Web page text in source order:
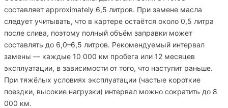
составляет approximately 6,5 литров. При замене масла
следует учитывать, что в картере остаётся около 0,5 литра
после слива, поэтому полный объём заправки может
составлять до 6,0–6,5 литров. Рекомендуемый интервал
замены — каждые 10 000 км пробега или 12 месяцев
эксплуатации, в зависимости от того, что наступит раньше.
При тяжёлых условиях эксплуатации (частые короткие
поездки, высокие нагрузки) интервал можно сократить до 8
000 км.